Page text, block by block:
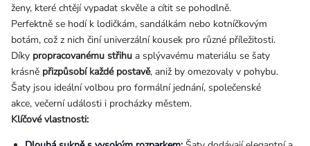
ženy, které chtějí vypadat skvěle a cítit se pohodlně.
Perfektně se hodí k lodičkám, sandálkám nebo kotníčkovým
botám, což z nich činí univerzální kousek pro různé příležitosti.
Díky propracovanému střihu a splývavému materiálu se šaty
krásně přizpůsobí každé postavě, aniž by omezovaly v pohybu.
Šaty jsou ideální volbou pro formální jednání, společenské
akce, večerní události i procházky městem.
Klíčové vlastnosti: